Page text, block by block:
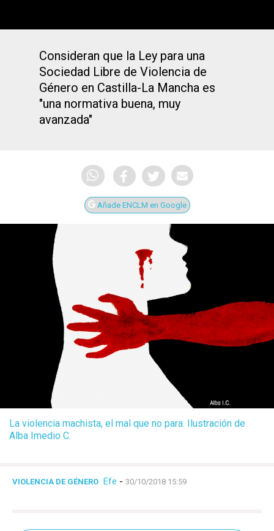
Consideran que la Ley para una
Sociedad Libre de Violencia de
Género en Castilla-La Mancha es
"una normativa buena, muy
avanzada"
Añade ENCLM en Google
La violencia machista, el mal que no para. Ilustración de
Alba Imedio C.
VIOLENCIA DE GÉNERO Efe - 30/10/2018 15:59